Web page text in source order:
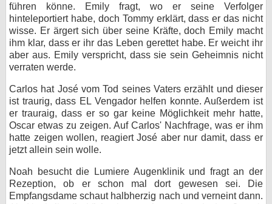
führen könne. Emily fragt, wo er seine Verfolger
hinteleportiert habe, doch Tommy erklärt, dass er das nicht
wisse. Er ärgert sich über seine Kräfte, doch Emily macht
ihm klar, dass er ihr das Leben gerettet habe. Er weicht ihr
aber aus. Emily verspricht, dass sie sein Geheimnis nicht
verraten werde.
Carlos hat José vom Tod seines Vaters erzählt und dieser
ist traurig, dass EL Vengador helfen konnte. Außerdem ist
er trauraig, dass er so gar keine Möglichkeit mehr hatte,
Oscar etwas zu zeigen. Auf Carlos' Nachfrage, was er ihm
hatte zeigen wollen, reagiert José aber nur damit, dass er
jetzt allein sein wolle.
Noah besucht die Lumiere Augenklinik und fragt an der
Rezeption, ob er schon mal dort gewesen sei. Die
Empfangsdame schaut halbherzig nach und verneint dann.